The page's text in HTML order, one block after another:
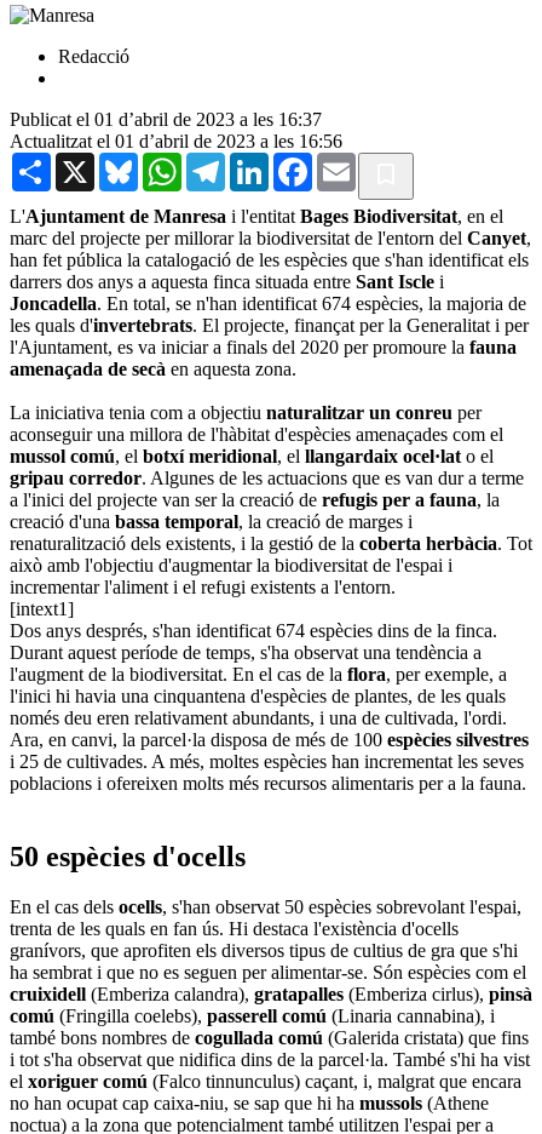
Redacció
Publicat el 01 d’abril de 2023 a les 16:37
Actualitzat el 01 d’abril de 2023 a les 16:56
Share X BlueskyWhatsAppTelegramLinkedInFacebook
Email
L'Ajuntament de Manresa i l'entitat Bages Biodiversitat, en el
marc del projecte per millorar la biodiversitat de l'entorn del Canyet,
han fet pública la catalogació de les espècies que s'han identificat els
darrers dos anys a aquesta finca situada entre Sant Iscle i
Joncadella. En total, se n'han identificat 674 espècies, la majoria de
les quals d'invertebrats. El projecte, finançat per la Generalitat i per
l'Ajuntament, es va iniciar a finals del 2020 per promoure la fauna
amenaçada de secà en aquesta zona.
La iniciativa tenia com a objectiu naturalitzar un conreu per
aconseguir una millora de l'hàbitat d'espècies amenaçades com el
mussol comú, el botxí meridional, el llangardaix ocel·lat o el
gripau corredor. Algunes de les actuacions que es van dur a terme
a l'inici del projecte van ser la creació de refugis per a fauna, la
creació d'una bassa temporal, la creació de marges i
renaturalització dels existents, i la gestió de la coberta herbàcia. Tot
això amb l'objectiu d'augmentar la biodiversitat de l'espai i
incrementar l'aliment i el refugi existents a l'entorn.
[intext1]
Dos anys després, s'han identificat 674 espècies dins de la finca.
Durant aquest període de temps, s'ha observat una tendència a
l'augment de la biodiversitat. En el cas de la flora, per exemple, a
l'inici hi havia una cinquantena d'espècies de plantes, de les quals
només deu eren relativament abundants, i una de cultivada, l'ordi.
Ara, en canvi, la parcel·la disposa de més de 100 espècies silvestres
i 25 de cultivades. A més, moltes espècies han incrementat les seves
poblacions i ofereixen molts més recursos alimentaris per a la fauna.
50 espècies d'ocells
En el cas dels ocells, s'han observat 50 espècies sobrevolant l'espai,
trenta de les quals en fan ús. Hi destaca l'existència d'ocells
granívors, que aprofiten els diversos tipus de cultius de gra que s'hi
ha sembrat i que no es seguen per alimentar-se. Són espècies com el
cruixidell (Emberiza calandra), gratapalles (Emberiza cirlus), pinsà
comú (Fringilla coelebs), passerell comú (Linaria cannabina), i
també bons nombres de cogullada comú (Galerida cristata) que fins
i tot s'ha observat que nidifica dins de la parcel·la. També s'hi ha vist
el xoriguer comú (Falco tinnunculus) caçant, i, malgrat que encara
no han ocupat cap caixa-niu, se sap que hi ha mussols (Athene
noctua) a la zona que potencialment també utilitzen l'espai per a